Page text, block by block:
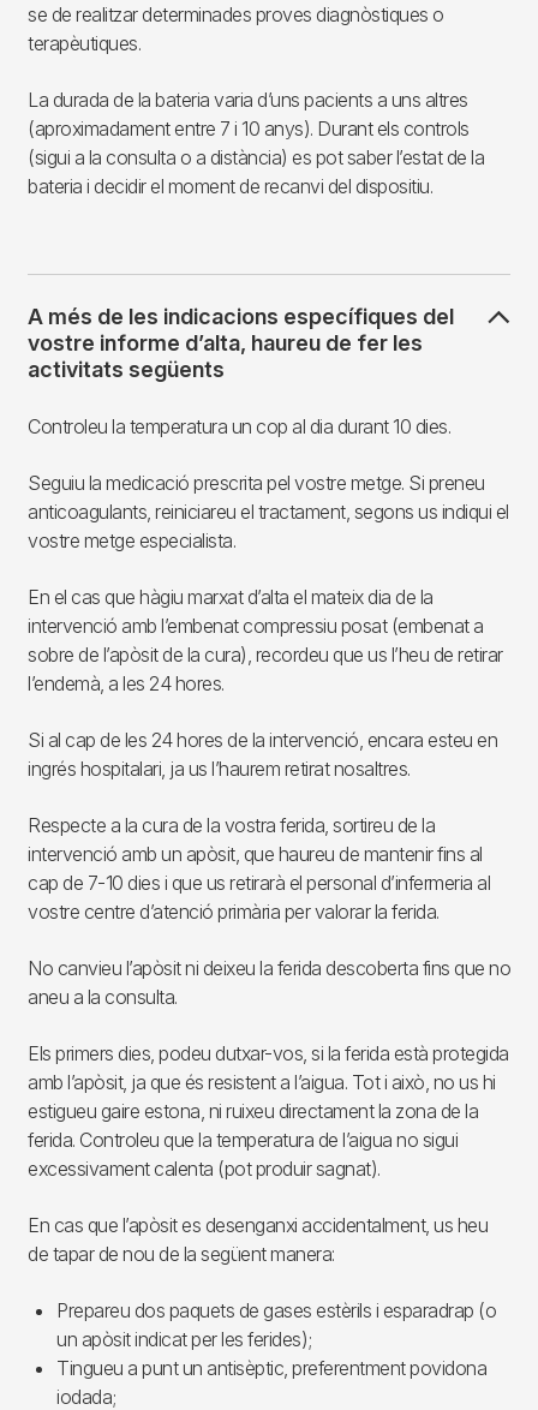
se de realitzar determinades proves diagnòstiques o
terapèutiques.
La durada de la bateria varia d’uns pacients a uns altres
(aproximadament entre 7 i 10 anys). Durant els controls
(sigui a la consulta o a distància) es pot saber l’estat de la
bateria i decidir el moment de recanvi del dispositiu.
A més de les indicacions específiques del
vostre informe d’alta, haureu de fer les
activitats següents
Controleu la temperatura un cop al dia durant 10 dies.
Seguiu la medicació prescrita pel vostre metge. Si preneu
anticoagulants, reiniciareu el tractament, segons us indiqui el
vostre metge especialista.
En el cas que hàgiu marxat d’alta el mateix dia de la
intervenció amb l’embenat compressiu posat (embenat a
sobre de l’apòsit de la cura), recordeu que us l’heu de retirar
l’endemà, a les 24 hores.
Si al cap de les 24 hores de la intervenció, encara esteu en
ingrés hospitalari, ja us l’haurem retirat nosaltres.
Respecte a la cura de la vostra ferida, sortireu de la
intervenció amb un apòsit, que haureu de mantenir fins al
cap de 7-10 dies i que us retirarà el personal d’infermeria al
vostre centre d’atenció primària per valorar la ferida.
No canvieu l’apòsit ni deixeu la ferida descoberta fins que no
aneu a la consulta.
Els primers dies, podeu dutxar-vos, si la ferida està protegida
amb l’apòsit, ja que és resistent a l’aigua. Tot i això, no us hi
estigueu gaire estona, ni ruixeu directament la zona de la
ferida. Controleu que la temperatura de l’aigua no sigui
excessivament calenta (pot produir sagnat).
En cas que l’apòsit es desenganxi accidentalment, us heu
de tapar de nou de la següent manera:
Prepareu dos paquets de gases estèrils i esparadrap (o
un apòsit indicat per les ferides);
Tingueu a punt un antisèptic, preferentment povidona
iodada;